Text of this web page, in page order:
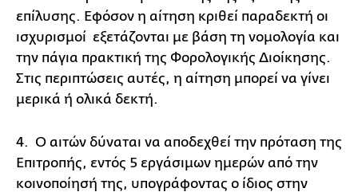
επίλυσης. Εφόσον η αίτηση κριθεί παραδεκτή οι
ισχυρισμοί εξετάζονται με βάση τη νομολογία και
την πάγια πρακτική της Φορολογικής Διοίκησης.
Στις περιπτώσεις αυτές, η αίτηση μπορεί να γίνει
μερικά ή ολικά δεκτή.
4. Ο αιτών δύναται να αποδεχθεί την πρόταση της
Επιτροπής, εντός 5 εργάσιμων ημερών από την
κοινοποίησή της, υπογράφοντας ο ίδιος στην